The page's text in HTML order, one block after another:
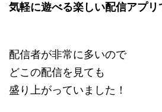
気軽に遊べる楽しい配信アプリ
配信者が非常に多いので
どこの配信を見ても
盛り上がっていました！